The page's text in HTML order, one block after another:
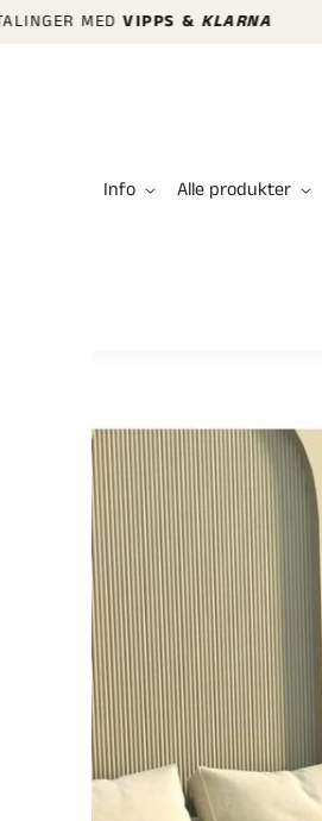
TILMED VIPPS &KLARNA
Info Alle produkter